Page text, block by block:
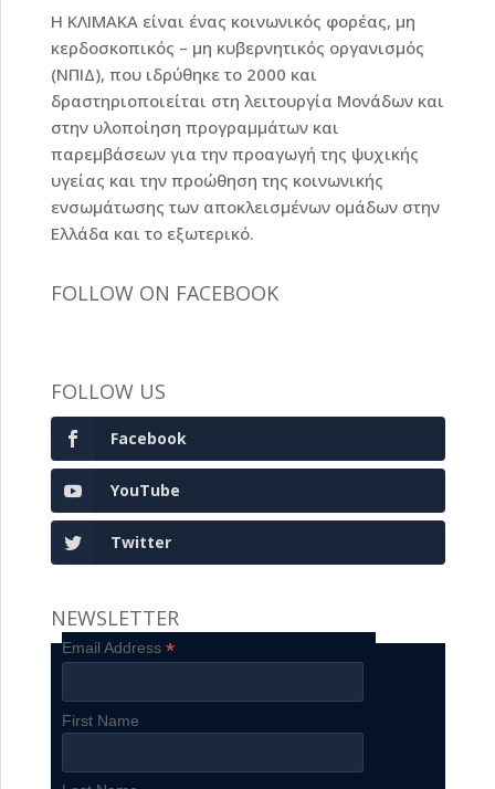
Η ΚΛΙΜΑΚΑ είναι ένας κοινωνικός φορέας, μη
κερδοσκοπικός – μη κυβερνητικός οργανισμός
(ΝΠΙΔ), που ιδρύθηκε το 2000 και
δραστηριοποιείται στη λειτουργία Μονάδων και
στην υλοποίηση προγραμμάτων και
παρεμβάσεων για την προαγωγή της ψυχικής
υγείας και την προώθηση της κοινωνικής
ενσωμάτωσης των αποκλεισμένων ομάδων στην
Ελλάδα και το εξωτερικό.
FOLLOW ON FACEBOOK
FOLLOW US
Facebook
YouTube
Twitter
NEWSLETTER
Email Address*
First Name